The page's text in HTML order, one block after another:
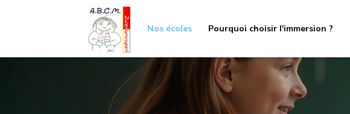
Nos écoles Pourquoi choisir l'immersion ?